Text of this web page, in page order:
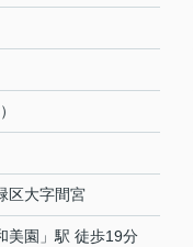
区大字間宮
美園 」駅 徒歩19分